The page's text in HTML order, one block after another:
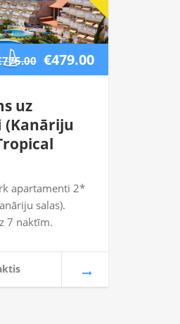
€479.00
uz
(Kanāriju
apartamenti 2*
salas).
7 naktīm.